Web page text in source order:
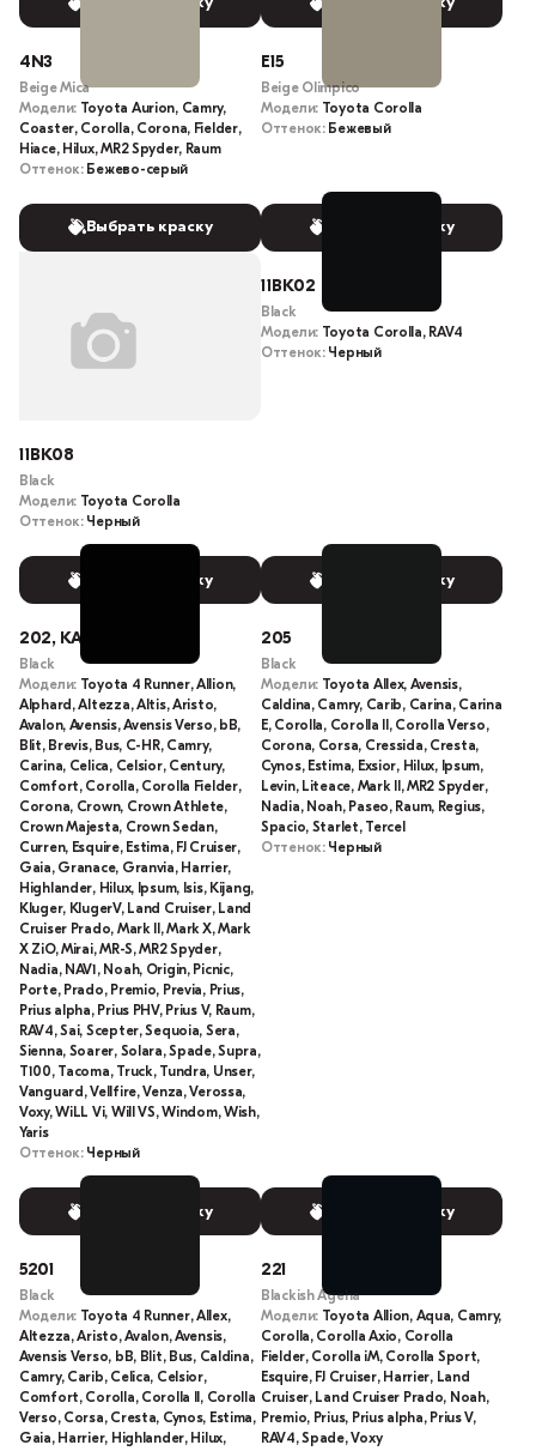
Выбрать краску Выбрать краску
4N3
Beige Mica
Модели: Toyota Aurion, Camry,
Coaster, Corolla, Corona, Fielder,
Hiace, Hilux, MR2 Spyder, Raum
Оттенок: Бежево-серый
Выбрать краску
E15
Beige Olimpico
Модели: Toyota Corolla
Оттенок: Бежевый
Выбрать краску
11BK08
Black
Модели:
Toyota Corolla
Оттенок: Черный
Выбрать краску
11BK02
Black
Модели: Toyota Corolla, RAV4
Оттенок: Черный
Выбрать краску
202, KA3
Black
Модели:
Toyota 4 Runner, Allion,
Alphard, Altezza, Altis, Aristo,
Avalon, Avensis, Avensis Verso, bB,
Blit, Brevis, Bus, C-HR, Camry,
Carina, Celica, Celsior, Century,
Comfort, Corolla, Corolla Fielder,
Corona, Crown, Crown Athlete,
Crown Majesta, Crown Sedan,
Curren, Esquire, Estima, FJ Cruiser,
Gaia, Granace, Granvia, Harrier,
Highlander, Hilux, Ipsum, Isis, Kijang,
Kluger, KlugerV, Land Cruiser, Land
Cruiser Prado, Mark II, Mark X, Mark
X ZiO, Mirai, MR-S, MR2 Spyder,
Nadia, NAV1, Noah, Origin, Picnic,
Porte, Prado, Premio, Previa, Prius,
Prius alpha, Prius PHV, Prius V, Raum,
RAV4, Sai, Scepter, Sequoia, Sera,
Sienna, Soarer, Solara, Spade, Supra,
T100, Tacoma, Truck, Tundra, Unser,
Vanguard, Vellfire, Venza, Verossa,
Voxy, WiLL Vi, Will VS, Windom, Wish,
Yaris
Оттенок: Черный
Выбрать краску
205
Black
Модели:
Toyota Allex, Avensis,
Caldina, Camry, Carib, Carina, Carina
E, Corolla, Corolla II, Corolla Verso,
Corona, Corsa, Cressida, Cresta,
Cynos, Estima, Exsior, Hilux, Ipsum,
Levin, Liteace, Mark II, MR2 Spyder,
Nadia, Noah, Paseo, Raum, Regius,
Spacio, Starlet, Tercel
Оттенок: Черный
Выбрать краску
5201
Black
Модели:
Toyota 4 Runner, Allex,
Altezza, Aristo, Avalon, Avensis,
Avensis Verso, bB, Blit, Bus, Caldina,
Camry, Carib, Celica, Celsior,
Comfort, Corolla, Corolla II, Corolla
Verso, Corsa, Cresta, Cynos, Estima,
Gaia, Harrier, Highlander, Hilux,
221
Blackish Ageha
Модели:
Toyota Allion, Aqua, Camry,
Corolla, Corolla Axio, Corolla
Fielder, Corolla iM, Corolla Sport,
Esquire, FJ Cruiser, Harrier, Land
Cruiser, Land Cruiser Prado, Noah,
Premio, Prius, Prius alpha, Prius V,
RAV4, Spade, Voxy